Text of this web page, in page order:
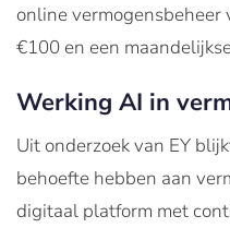
online
€100 en een
Werking AI in
Uit onderzoek van EY
behoefte hebben aan
digitaal platform met